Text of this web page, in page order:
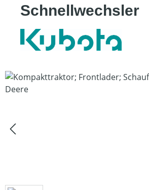
Schnellwechsler
Bildergalerie überspringen